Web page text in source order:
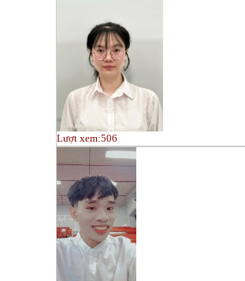
Lượt xem:506